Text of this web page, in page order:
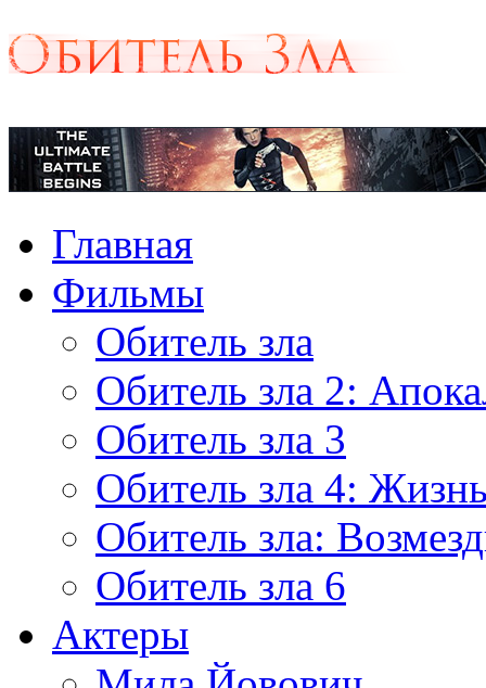
Главная
Фильмы
Обитель зла
Обитель зла 2:
Обитель зла 3
Обитель зла 4:
Обитель зла:
Обитель зла 6
Актеры